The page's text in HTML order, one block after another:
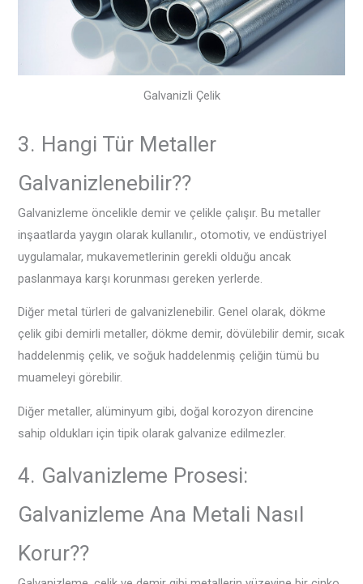
Galvanizli Çelik
3. Hangi Tür Metaller
Galvanizlenebilir??
Galvanizleme öncelikle demir ve çelikle çalışır. Bu metaller
inşaatlarda yaygın olarak kullanılır., otomotiv, ve endüstriyel
uygulamalar, mukavemetlerinin gerekli olduğu ancak
paslanmaya karşı korunması gereken yerlerde.
Diğer metal türleri de galvanizlenebilir. Genel olarak, dökme
çelik gibi demirli metaller, dökme demir, dövülebilir demir, sıcak
haddelenmiş çelik, ve soğuk haddelenmiş çeliğin tümü bu
muameleyi görebilir.
Diğer metaller, alüminyum gibi, doğal korozyon direncine
sahip oldukları için tipik olarak galvanize edilmezler.
4. Galvanizleme Prosesi:
Galvanizleme Ana Metali Nasıl
Korur??